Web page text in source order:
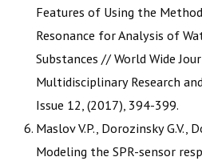
Features of Using the
Resonance for Analysis of
Substances // World Wide
Multidisciplinary Research
Issue 12, (2017), 394-399.
Maslov V.P., Dorozinsky G.V.,
Modeling the SPR-sensor